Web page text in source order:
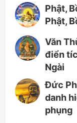
Phật,
Phật,
Văn
điển
Ngài
Đức
danh
phụng